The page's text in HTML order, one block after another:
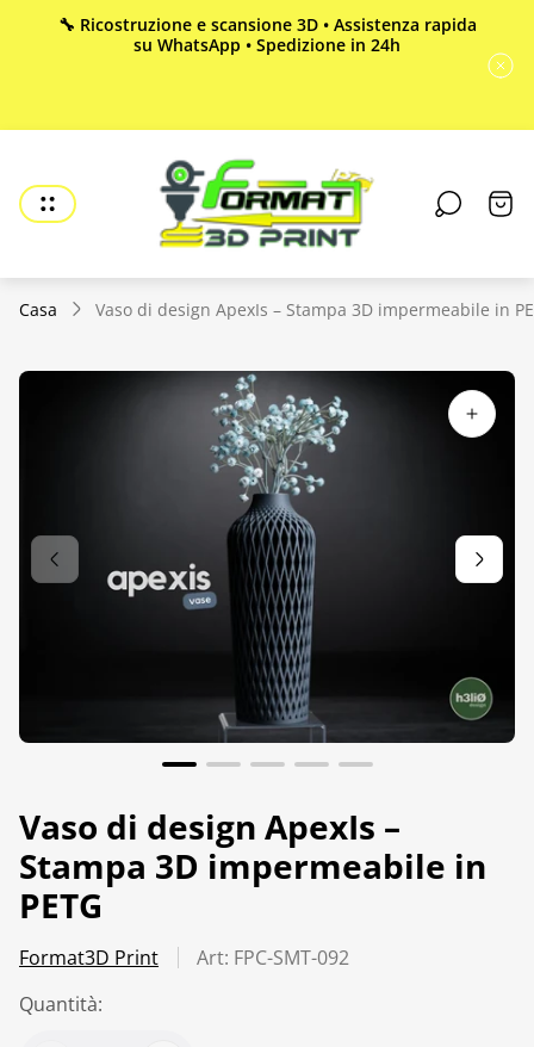
🔧 Ricostruzione e scansione 3D • Assistenza rapida
su WhatsApp • Spedizione in 24h
del
negozio"
del
Casa Vaso di design ApexIs – Stampa 3D impermeabile in
Vaso di design ApexIs –
Stampa 3D impermeabile in
PETG
Format3D Print
Art: FPC-SMT-092
Quantità: